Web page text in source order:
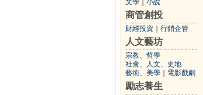
文學 小說
商管創投
財經投資 行銷企管
人文藝坊
宗教、哲學
社會、人文、史地
藝術、美學
電影戲劇
勵志養生